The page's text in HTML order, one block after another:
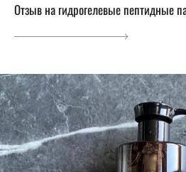
Отзыв на гидрогелевые пептидные